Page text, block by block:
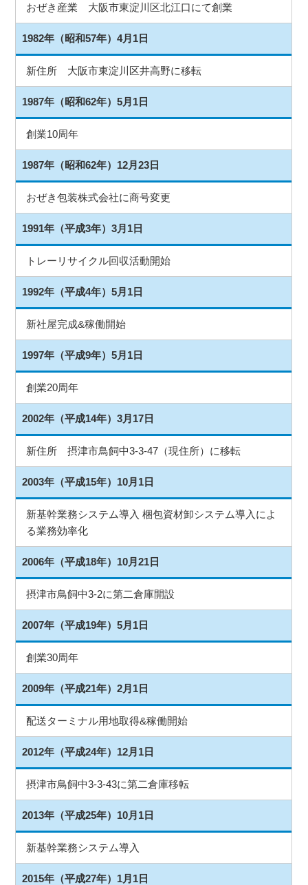
おぜき産業 大阪市東淀川区北江口にて創業
1982年（昭和57年）4月1日
新住所 大阪市東淀川区井高野に移転
1987年（昭和62年）5月1日
創業10周年
1987年（昭和62年）12月23日
おぜき包装株式会社に商号変更
1991年（平成3年）3月1日
トレーリサイクル回収活動開始
1992年（平成4年）5月1日
新社屋完成&稼働開始
1997年（平成9年）5月1日
創業20周年
2002年（平成14年）3月17日
新住所 摂津市鳥飼中3-3-47（現住所）に移転
2003年（平成15年）10月1日
新基幹業務システム導入 梱包資材卸システム導入によ
る業務効率化
2006年（平成18年）10月21日
摂津市鳥飼中3-2に第二倉庫開設
2007年（平成19年）5月1日
創業30周年
2009年（平成21年）2月1日
配送ターミナル用地取得&稼働開始
2012年（平成24年）12月1日
摂津市鳥飼中3-3-43に第二倉庫移転
2013年（平成25年）10月1日
新基幹業務システム導入
2015年（平成27年）1月1日